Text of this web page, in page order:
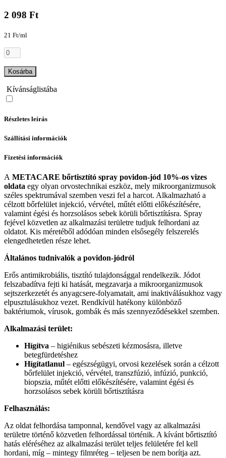
2 098 Ft
21 Ft/ml
Kosárba
Kívánságlistába
Részletes leírás
Szállítási információk
Fizetési információk
A METACARE bőrtisztító spray povidon-jód 10%-os vizes
oldata egy olyan orvostechnikai eszköz, mely mikroorganizmusok
széles spektrumával szemben veszi fel a harcot. Alkalmazható a
célzott bőrfelület injekció, vérvétel, műtét előtti előkészítésére,
valamint égési és horzsolásos sebek körüli bőrtisztításra. Spray
fejével közvetlen az alkalmazási területre tudjuk felhordani az
oldatot. Kis méretéből adódóan minden elsősegély felszerelés
elengedhetetlen része lehet.
Általános tudnivalók a povidon-jódról
Erős antimikrobiális, tisztító tulajdonsággal rendelkezik. Jódot
felszabadítva fejti ki hatását, megzavarja a mikroorganizmusok
sejtszerkezetét és anyagcsere-folyamatait, ami inaktiválásukhoz vagy
elpusztulásukhoz vezet. Rendkívül hatékony különböző
baktériumok, vírusok, gombák és más szennyeződésekkel szemben.
Alkalmazási terület:
Hígítva – higiénikus sebészeti kézmosásra, illetve
betegfürdetéshez
Hígítatlanul – egészségügyi, orvosi kezelések során a célzott
bőrfelület injekció, vérvétel, transzfúzió, infúzió, punkció,
biopszia, műtét előtti előkészítésére, valamint égési és
horzsolásos sebek körüli bőrtisztításra
Felhasználás:
Az oldat felhordása tamponnal, kendővel vagy az alkalmazási
területre történő közvetlen felhordással történik. A kívánt bőrtisztító
hatás eléréséhez az alkalmazási terület teljes felületére fel kell
hordani, míg – mintegy filmréteg – teljesen be nem borítja azt.